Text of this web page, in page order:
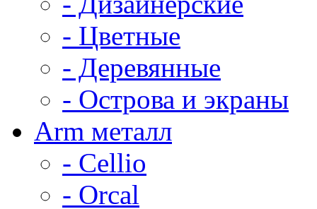
- Цветные
- Деревянные
- Острова и экраны
Arm металл
- Cellio
- Orcal